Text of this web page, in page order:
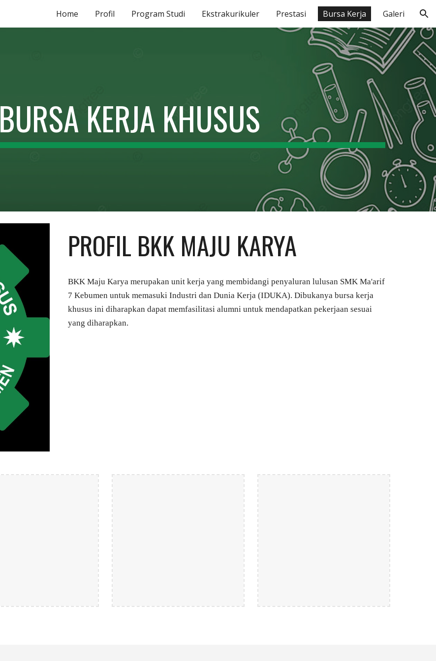
Skip to navigation
Home Profil Program Studi Ekstrakurikuler Prestasi Bursa Kerja Galeri
BURSA KERJA KHUSUS
PROFIL BKK MAJU KARYA
BKK Maju Karya merupakan unit kerja yang membidangi penyaluran lulusan SMK Ma'arif
7 Kebumen untuk memasuki Industri dan Dunia Kerja (IDUKA). Dibukanya bursa kerja
khusus ini diharapkan dapat memfasilitasi alumni untuk mendapatkan pekerjaan sesuai
yang diharapkan.